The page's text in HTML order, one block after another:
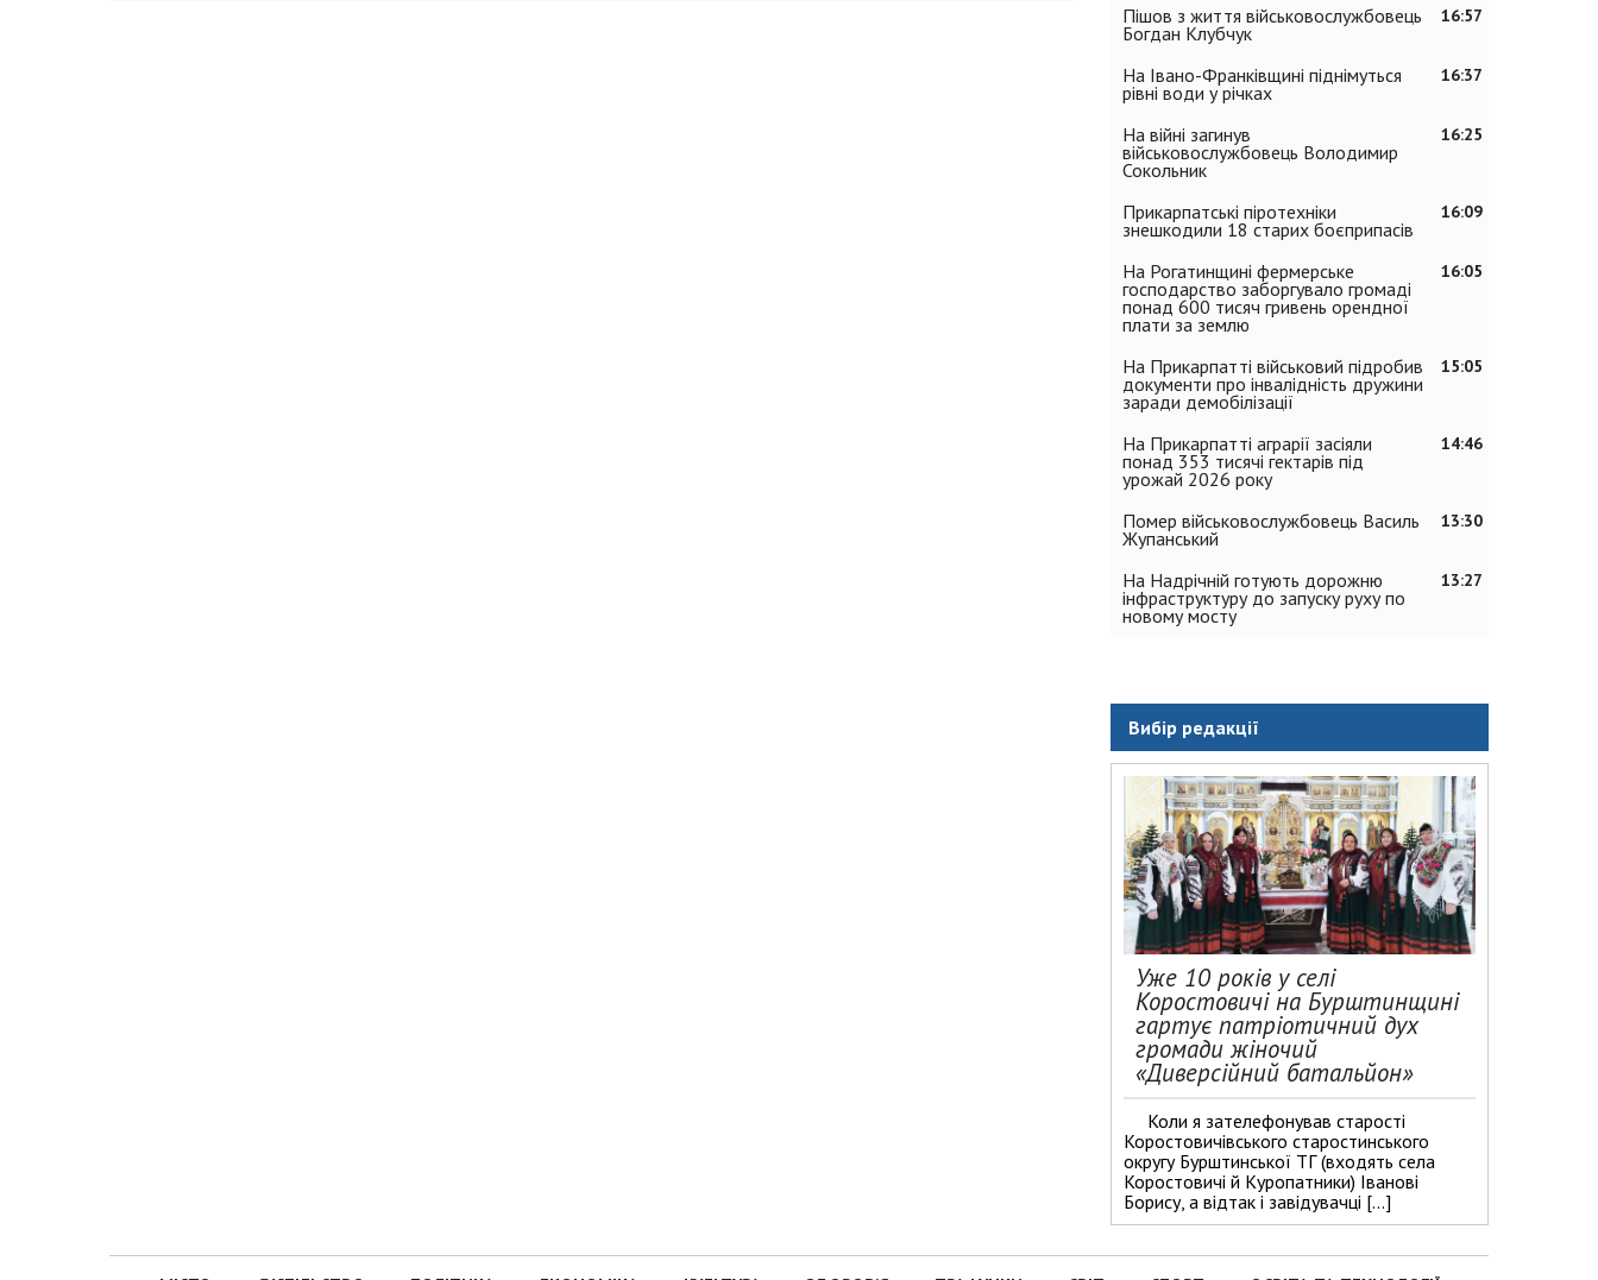
16:57
Пішов з життя військовослужбовець
Богдан Клубчук
16:37
На Івано-Франківщині піднімуться
рівні води у річках
16:25
На війні загинув
військовослужбовець Володимир
Сокольник
16:09
Прикарпатські піротехніки
знешкодили 18 старих боєприпасів
16:05
На Рогатинщині фермерське
господарство заборгувало громаді
понад 600 тисяч гривень орендної
плати за землю
15:05
На Прикарпатті військовий підробив
документи про інвалідність дружини
заради демобілізації
14:46
На Прикарпатті аграрії засіяли
понад 353 тисячі гектарів під
урожай 2026 року
13:30
Помер військовослужбовець Василь
Жупанський
13:27
На Надрічній готують дорожню
інфраструктуру до запуску руху по
новому мосту
Вибір редакції
Уже 10 років у селі
Коростовичі на Бурштинщині
гартує патріотичний дух
громади жіночий
«Диверсійний батальйон»
Коли я зателефонував старості
Коростовичівського старостинського
округу Бурштинської ТГ (входять села
Коростовичі й Куропатники) Іванові
Борису, а відтак і завідувачці […]